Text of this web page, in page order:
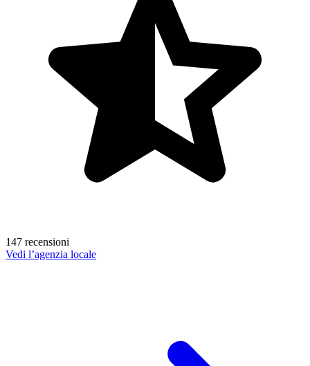
147 recensioni
Vedi l’agenzia locale